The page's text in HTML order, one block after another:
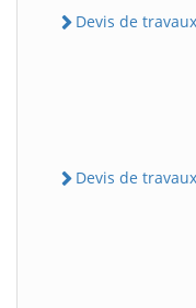
Devis de
Devis de